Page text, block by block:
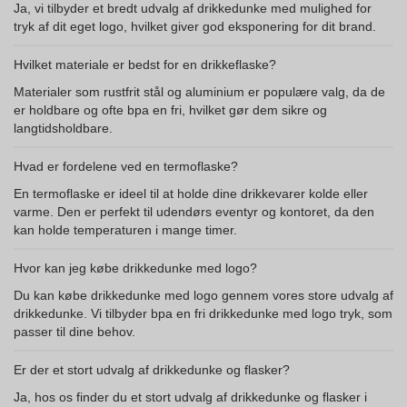
Ja, vi tilbyder et bredt udvalg af drikkedunke med mulighed for
tryk af dit eget logo, hvilket giver god eksponering for dit brand.
Hvilket materiale er bedst for en drikkeflaske?
Materialer som rustfrit stål og aluminium er populære valg, da de
er holdbare og ofte bpa en fri, hvilket gør dem sikre og
langtidsholdbare.
Hvad er fordelene ved en termoflaske?
En termoflaske er ideel til at holde dine drikkevarer kolde eller
varme. Den er perfekt til udendørs eventyr og kontoret, da den
kan holde temperaturen i mange timer.
Hvor kan jeg købe drikkedunke med logo?
Du kan købe drikkedunke med logo gennem vores store udvalg af
drikkedunke. Vi tilbyder bpa en fri drikkedunke med logo tryk, som
passer til dine behov.
Er der et stort udvalg af drikkedunke og flasker?
Ja, hos os finder du et stort udvalg af drikkedunke og flasker i